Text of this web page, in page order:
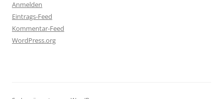
Anmelden
Eintrags-Feed
Kommentar-Feed
WordPress.org